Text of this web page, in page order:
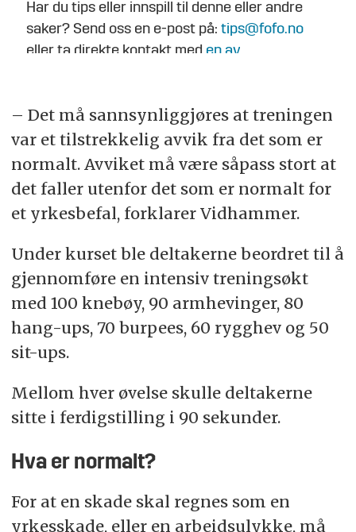
Har du tips eller innspill til denne eller andre
saker? Send oss en e-post på:tips@fofo.no
eller ta direkte kontakt med en av
– Det må sannsynliggjøres at treningen
var et tilstrekkelig avvik fra det som er
normalt. Avviket må være såpass stort at
det faller utenfor det som er normalt for
et yrkesbefal, forklarer Vidhammer.
Under kurset ble deltakerne beordret til å
gjennomføre en intensiv treningsøkt
med 100 knebøy, 90 armhevinger, 80
hang-ups, 70 burpees, 60 rygghev og 50
sit-ups.
Mellom hver øvelse skulle deltakerne
sitte i ferdigstilling i 90 sekunder.
Hva er normalt?
For at en skade skal regnes som en
yrkesskade, eller en arbeidsulykke, må